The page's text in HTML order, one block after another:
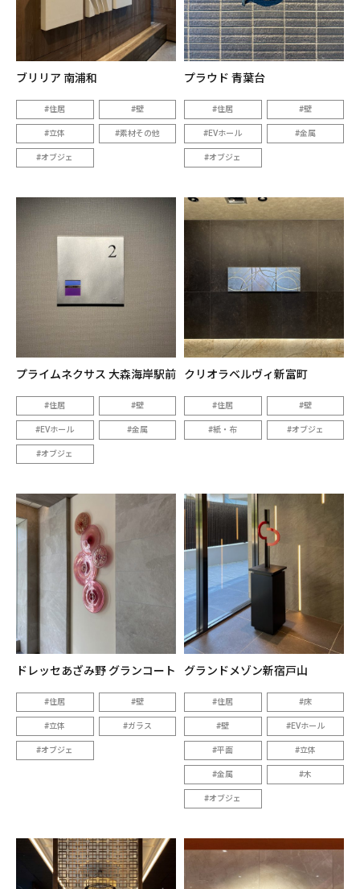
ブリリア 南浦和
住居 壁
立体 素材その他
オブジェ
プラウド 青葉台
住居 壁
EVホール 金属
オブジェ
プライムネクサス 大森海岸駅前
住居 壁
EVホール 金属
オブジェ
クリオラベルヴィ新富町
住居 壁
紙・布 オブジェ
ドレッセあざみ野 グランコート
住居 壁
立体 ガラス
オブジェ
グランドメゾン新宿戸山
住居 床
壁 EVホール
平面 立体
金属 木
オブジェ